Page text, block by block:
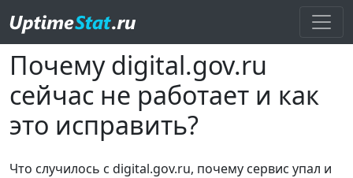
Почему digital.gov.ru
сейчас не работает и как
это исправить?
Что случилось с digital.gov.ru, почему сервис упал и